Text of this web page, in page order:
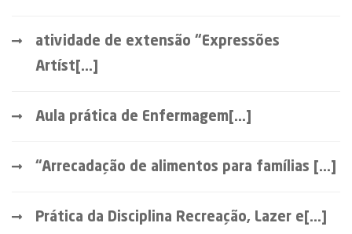
atividade de extensão “Expressões
Artíst[...]
Aula prática de Enfermagem[...]
“Arrecadação de alimentos para famílias [...]
Prática da Disciplina Recreação, Lazer e[...]